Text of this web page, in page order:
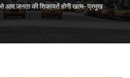
से आम जनता की शिकायतें होगी खत्म- प्रमुख